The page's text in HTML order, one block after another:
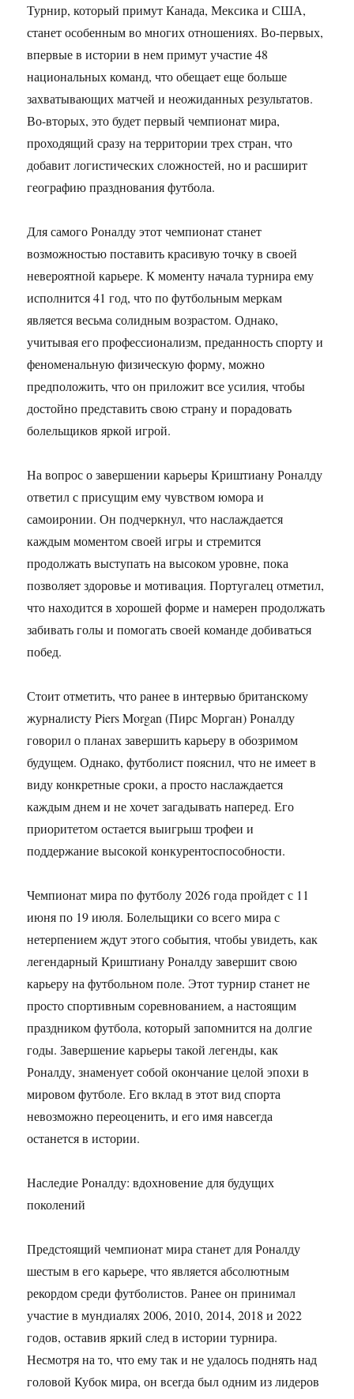
Турнир, который примут Канада, Мексика и США,
станет особенным во многих отношениях. Во-первых,
впервые в истории в нем примут участие 48
национальных команд, что обещает еще больше
захватывающих матчей и неожиданных результатов.
Во-вторых, это будет первый чемпионат мира,
проходящий сразу на территории трех стран, что
добавит логистических сложностей, но и расширит
географию празднования футбола.
Для самого Роналду этот чемпионат станет
возможностью поставить красивую точку в своей
невероятной карьере. К моменту начала турнира ему
исполнится 41 год, что по футбольным меркам
является весьма солидным возрастом. Однако,
учитывая его профессионализм, преданность спорту и
феноменальную физическую форму, можно
предположить, что он приложит все усилия, чтобы
достойно представить свою страну и порадовать
болельщиков яркой игрой.
На вопрос о завершении карьеры Криштиану Роналду
ответил с присущим ему чувством юмора и
самоиронии. Он подчеркнул, что наслаждается
каждым моментом своей игры и стремится
продолжать выступать на высоком уровне, пока
позволяет здоровье и мотивация. Португалец отметил,
что находится в хорошей форме и намерен продолжать
забивать голы и помогать своей команде добиваться
побед.
Стоит отметить, что ранее в интервью британскому
журналисту Piers Morgan (Пирс Морган) Роналду
говорил о планах завершить карьеру в обозримом
будущем. Однако, футболист пояснил, что не имеет в
виду конкретные сроки, а просто наслаждается
каждым днем и не хочет загадывать наперед. Его
приоритетом остается выигрыш трофеи и
поддержание высокой конкурентоспособности.
Чемпионат мира по футболу 2026 года пройдет с 11
июня по 19 июля. Болельщики со всего мира с
нетерпением ждут этого события, чтобы увидеть, как
легендарный Криштиану Роналду завершит свою
карьеру на футбольном поле. Этот турнир станет не
просто спортивным соревнованием, а настоящим
праздником футбола, который запомнится на долгие
годы. Завершение карьеры такой легенды, как
Роналду, знаменует собой окончание целой эпохи в
мировом футболе. Его вклад в этот вид спорта
невозможно переоценить, и его имя навсегда
останется в истории.
Наследие Роналду: вдохновение для будущих
поколений
Предстоящий чемпионат мира станет для Роналду
шестым в его карьере, что является абсолютным
рекордом среди футболистов. Ранее он принимал
участие в мундиалях 2006, 2010, 2014, 2018 и 2022
годов, оставив яркий след в истории турнира.
Несмотря на то, что ему так и не удалось поднять над
головой Кубок мира, он всегда был одним из лидеров